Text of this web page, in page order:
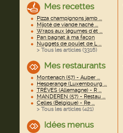
Mes recettes
Pizza champignons jamb ...
Mijoté de viande haché ...
Wraps aux légumes d'ét ...
Pan bagnat à ma façon
Nuggets de poulet de L ...
> Tous les articles (3316)
Mes restaurants
Montenach (57) - Auber ...
Hesperange (Luxembourg ...
TRÈVES (Allemagne) - R ...
MANDEREN (57) - Restau ...
Celles (Belgique) - Re ...
> Tous les articles (421)
Idées menus